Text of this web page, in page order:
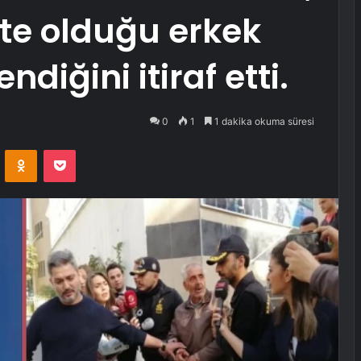
olduğu erkek
itiraf etti.
0 1 1 dakika okuma süresi
Odnoklassniki
Pocket